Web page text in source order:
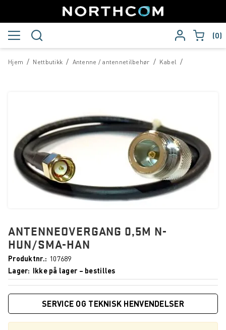
0
/
Hjem /
Nettbutikk /
Antenne / antennetilbehør /
Kabel
ANTENNEOVERGANG 0,5M N-
HUN/SMA-HAN
Produktnr.
107689
Lager
Ikke på lager – bestilles
SERVICE OG TEKNISK HENVENDELSER